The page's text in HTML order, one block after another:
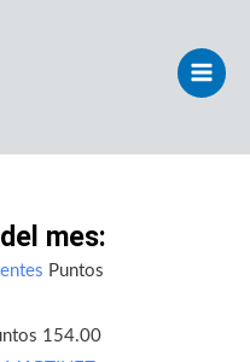
Menu
mes:
Puntos
154.00